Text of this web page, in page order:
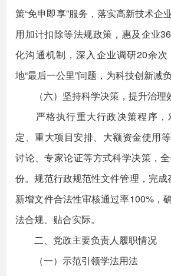
策“免申即享”服务，落实高新技术企
用加计扣除等法规政策，惠及企业
化沟通机制，深入企业调研20余
地“最后一公里”问题，为科技创新减负
（六）坚持科学决策，提升治理
严格执行重大行政决策程序，
定、重大项目安排、大额资金使用
讨论、专家论证等方式科学决策，
份。规范行政规范性文件管理，完成
新增文件合法性审核通过率100%，
法合规、贴合实际。
二、党政主要负责人履职情况
（一）示范引领学法用法